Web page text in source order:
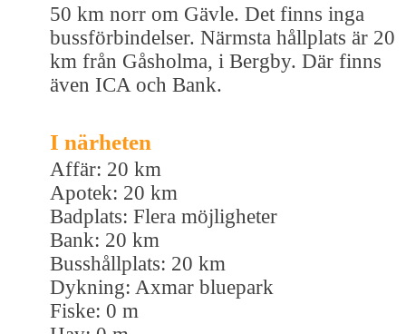
50 km norr om Gävle. Det finns inga
bussförbindelser. Närmsta hållplats är 20
km från Gåsholma, i Bergby. Där finns
även ICA och Bank.
I närheten
Affär: 20 km
Apotek: 20 km
Badplats: Flera möjligheter
Bank: 20 km
Busshållplats: 20 km
Dykning: Axmar bluepark
Fiske: 0 m